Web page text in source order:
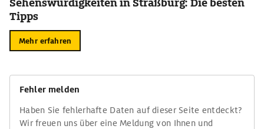
Tipps
Mehr erfahren
Fehler melden
Haben Sie fehlerhafte Daten auf dieser Seite entdeckt?
Wir freuen uns über eine Meldung von Ihnen und